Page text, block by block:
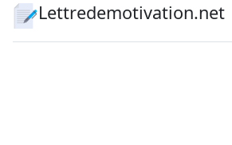
Lettredemotivation.net